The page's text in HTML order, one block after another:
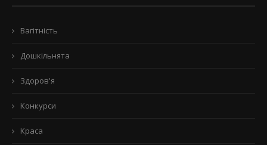
Вагітність
Дошкільнята
Здоров'я
Конкурси
Краса